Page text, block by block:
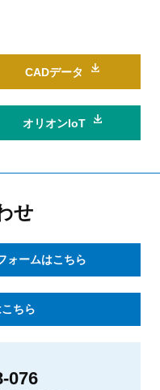
CADデータ
オリオンIoT
せ
ォームはこちら
ちら
076